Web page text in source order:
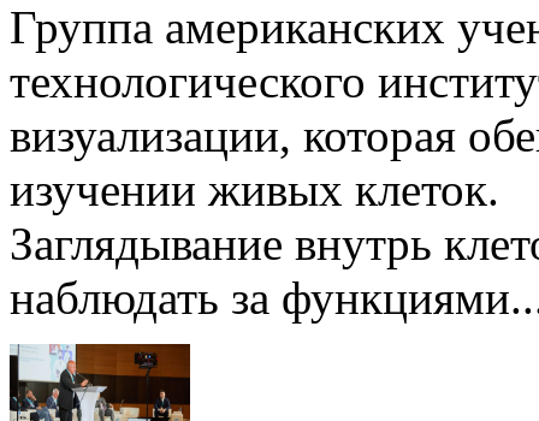
Группа американских
технологического
визуализации, которая
изучении живых клеток.
Заглядывание внутрь
наблюдать за